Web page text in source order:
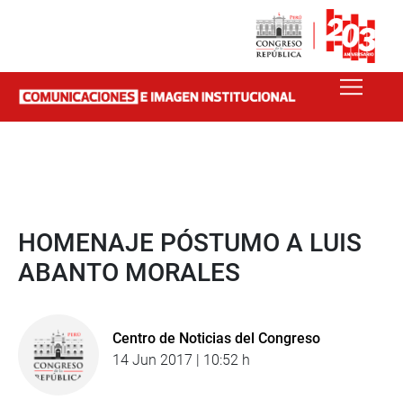
HOMENAJE PÓSTUMO A LUIS
ABANTO MORALES
Centro de Noticias del Congreso
14 Jun 2017 | 10:52 h